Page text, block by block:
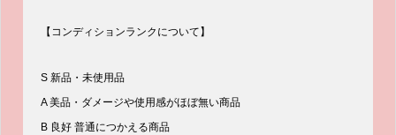
【コンディションランクについて】
S 新品・未使用品
A 美品・ダメージや使用感がほぼ無い商品
B 良好 普通につかえる商品